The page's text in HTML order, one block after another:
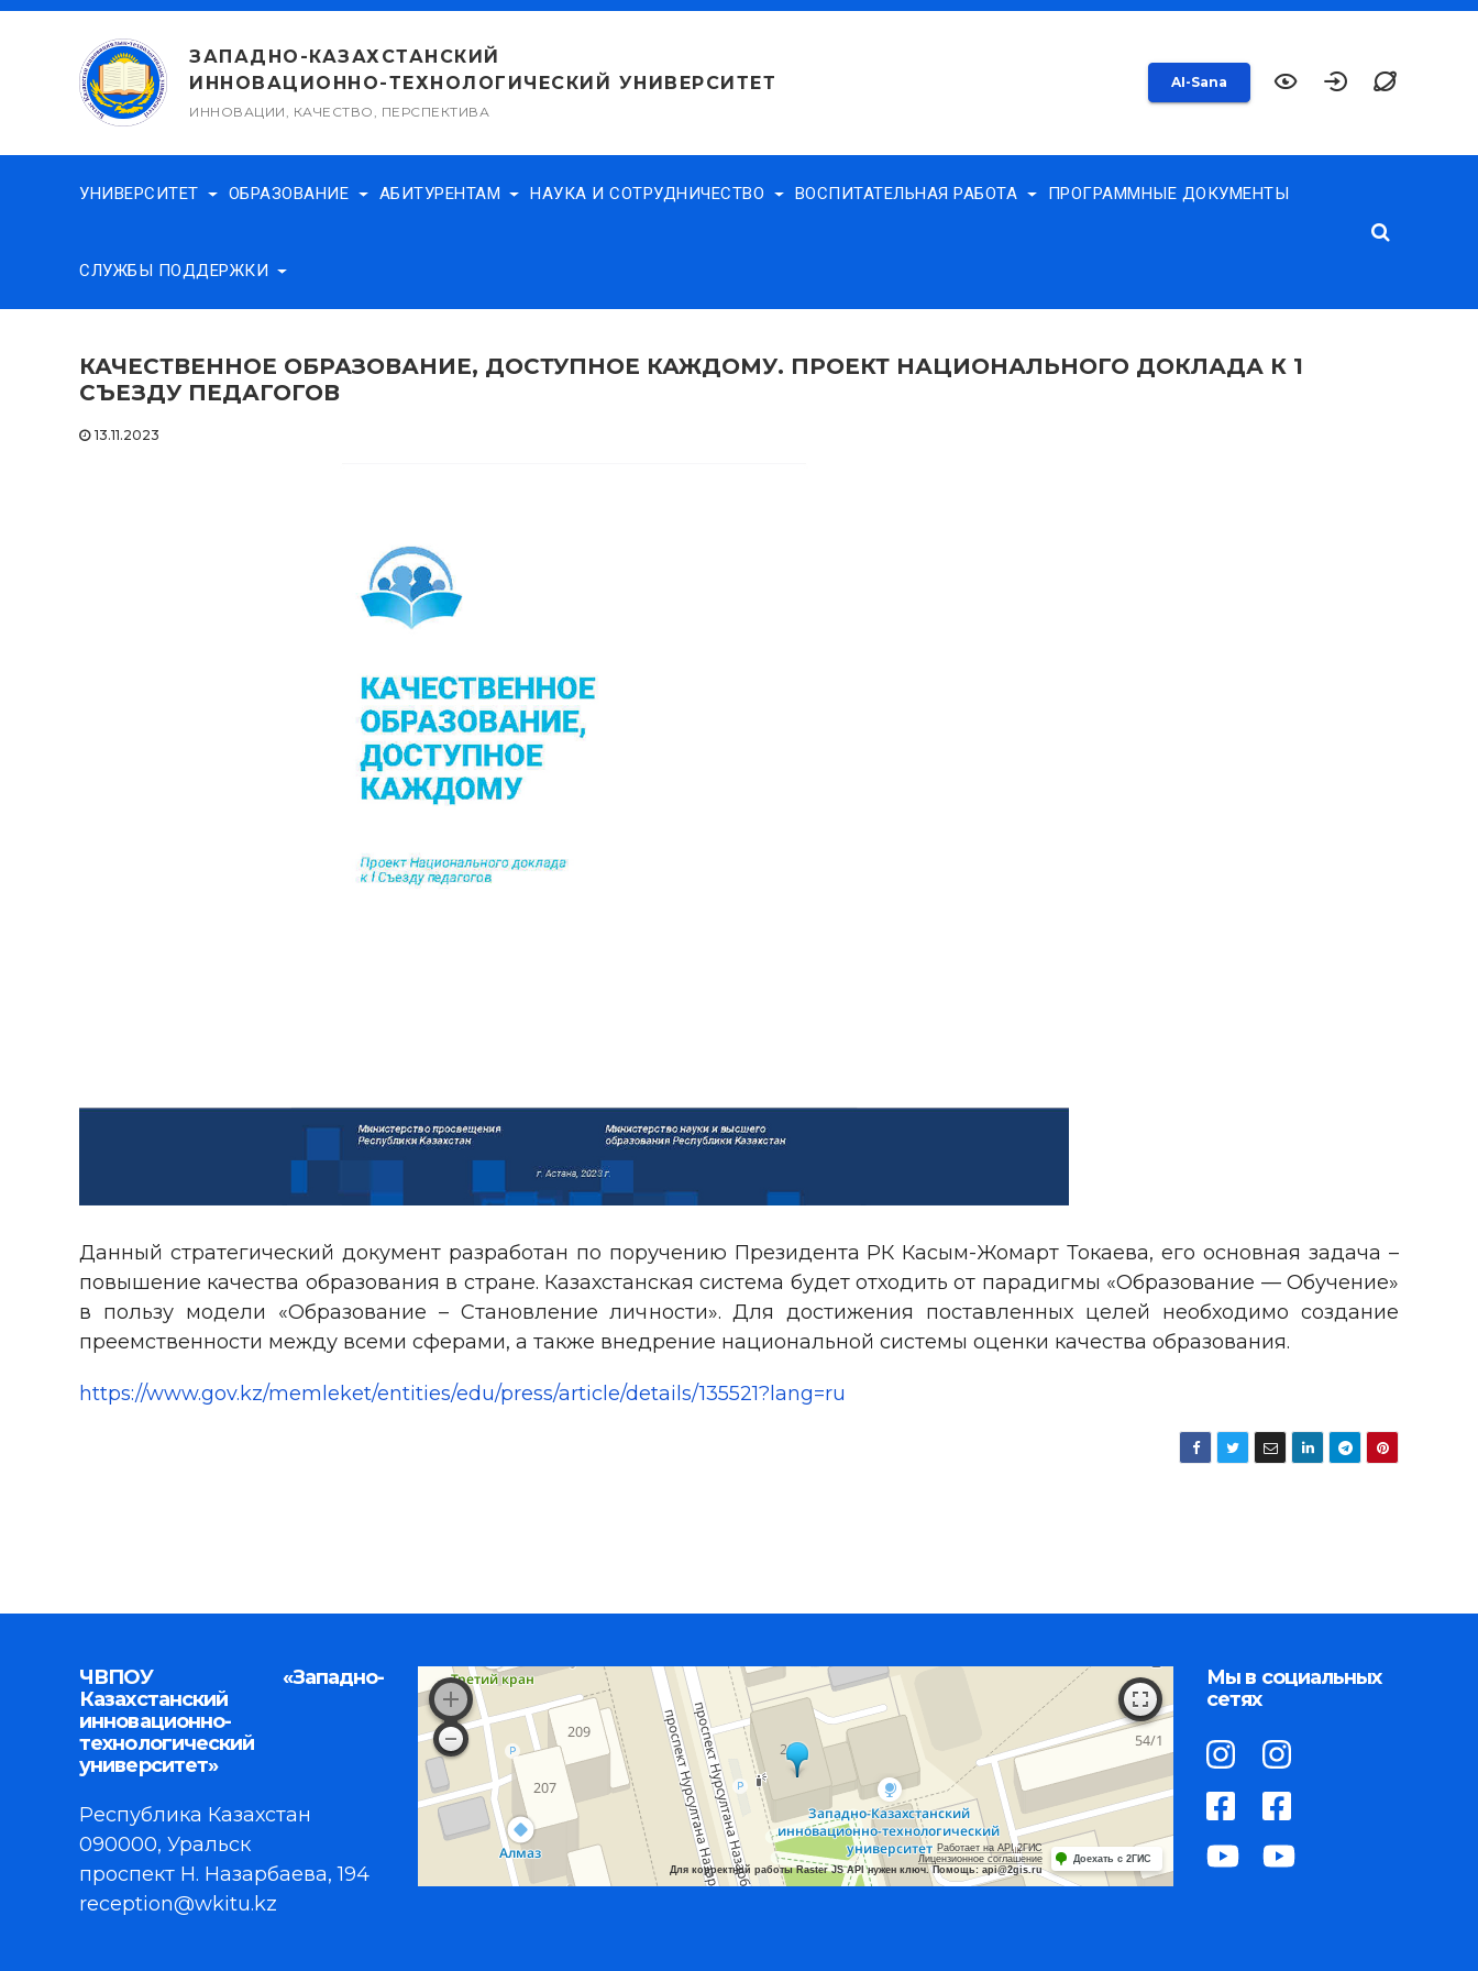
Перейти
содержимому
ЗАПАДНО-КАЗАХСТАНСКИЙ
ИННОВАЦИОННО-ТЕХНОЛОГИЧЕСКИЙ УНИВЕРСИТЕТ
ИННОВАЦИИ, КАЧЕСТВО, ПЕРСПЕКТИВА
AI-Sana
УНИВЕРСИТЕТ ОБРАЗОВАНИЕ АБИТУРЕНТАМ НАУКА И СОТРУДНИЧЕСТВО ВОСПИТАТЕЛЬНАЯ РАБОТА ПРОГРАММНЫЕ ДОКУМЕНТЫ
СЛУЖБЫ ПОДДЕРЖКИ
КАЧЕСТВЕННОЕ ОБРАЗОВАНИЕ, ДОСТУПНОЕ КАЖДОМУ. ПРОЕКТ НАЦИОНАЛЬНОГО ДОКЛАДА К 1
СЪЕЗДУ ПЕДАГОГОВ
13.11.2023
Данный стратегический документ разработан по поручению Президента РК Касым-Жомарт Токаева, его основная задача –
повышение качества образования в стране. Казахстанская система будет отходить от парадигмы «Образование — Обучение»
в пользу модели «Образование – Становление личности». Для достижения поставленных целей необходимо создание
преемственности между всеми сферами, а также внедрение национальной системы оценки качества образования.
https://www.gov.kz/memleket/entities/edu/press/article/details/135521?lang=ru
ЧВПОУ «Западно-
Казахстанский
инновационно-
технологический
университет»
Республика Казахстан
090000, Уральск
проспект Н. Назарбаева, 194
reception@wkitu.kz
Работает на API 2ГИС
Лицензионное соглашение
Для корректной работы Raster JS API нужен ключ. Помощь: api@2gis.ru
Доехать с 2ГИС
Мы в социальных
сетях